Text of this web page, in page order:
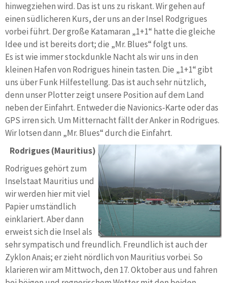
hinwegziehen wird. Das ist uns zu riskant. Wir gehen auf
einen südlicheren Kurs, der uns an der Insel Rodgrigues
vorbei führt. Der große Katamaran „1+1“ hatte die gleiche
Idee und ist bereits dort; die „Mr. Blues“ folgt uns.
Es ist wie immer stockdunkle Nacht als wir uns in den
kleinen Hafen von Rodrigues hinein tasten. Die „1+1“ gibt
uns über Funk Hilfestellung. Das ist auch sehr nützlich,
denn unser Plotter zeigt unsere Position auf dem Land
neben der Einfahrt. Entweder die Navionics-Karte oder das
GPS irren sich. Um Mitternacht fällt der Anker in Rodrigues.
Wir lotsen dann „Mr. Blues“ durch die Einfahrt.
Rodrigues (Mauritius)
Rodrigues gehört zum
Inselstaat Mauritius und
wir werden hier mit viel
Papier umständlich
einklariert. Aber dann
erweist sich die Insel als
sehr sympatisch und freundlich. Freundlich ist auch der
Zyklon Anais; er zieht nördlich von Mauritius vorbei. So
klarieren wir am Mittwoch, den 17. Oktober aus und fahren